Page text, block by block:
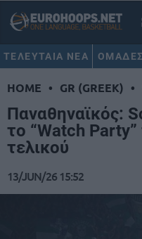
ΤΕΛΕΥΤΑΙΑ ΝΕΑ ΟΜΑΔΕΣ
HOME • GR (GREEK) •
Παναθηναϊκός:
το “Watch
τελικού
13/JUN/26 15:52